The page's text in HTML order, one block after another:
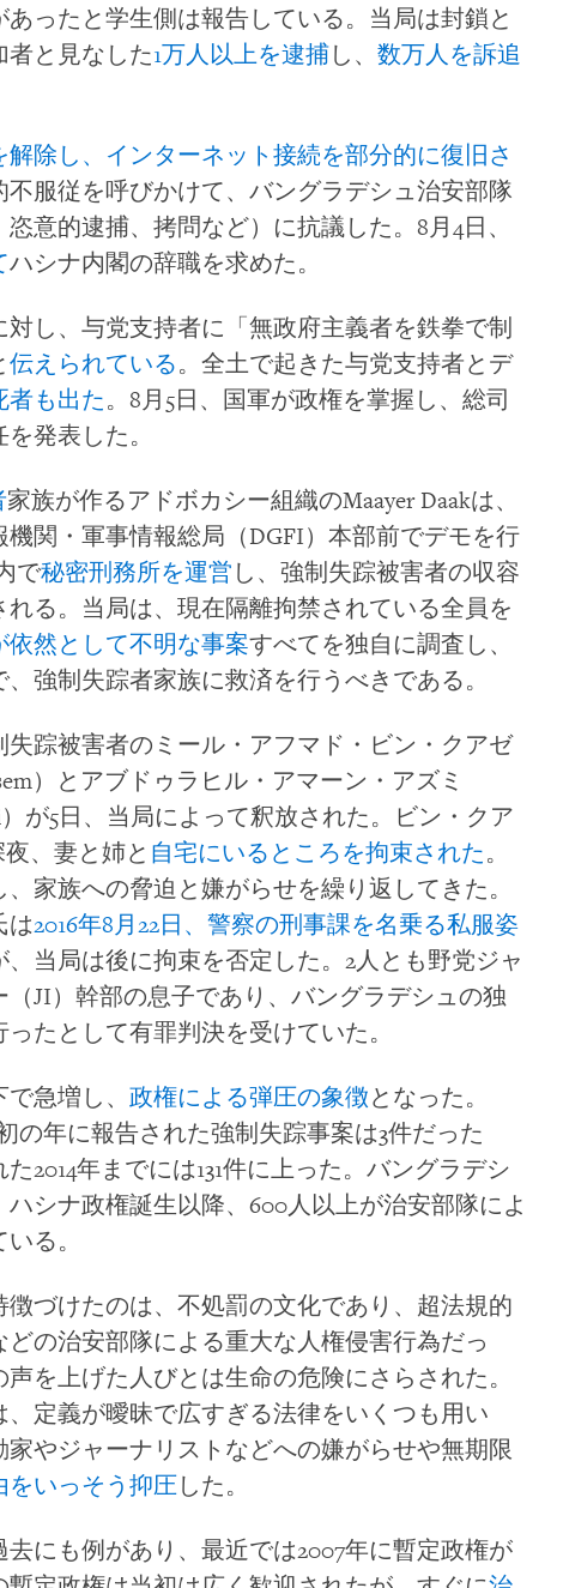
ったと学生側は報告している。当局は封鎖と
と見なした1万人以上を逮捕し、 数万人を訴追
除し、インターネット接続を部分的に復旧さ
服従を呼びかけて、バングラデシュ治安部隊
意的逮捕、拷問など）に抗議した。8月4日、
ハシナ内閣の辞職を求めた。
し、与党支持者に「無政府主義者を鉄拳で制
伝えられている。全土で起きた与党支持者とデ
者も出た。8月5日、国軍が政権を掌握し、総司
発表した。
家族が作るアドボカシー組織のMaayer Daakは、
関・軍事情報総局（DGFI）本部前でデモを行
で秘密刑務所を運営 し、強制失踪被害者の収容
れる。当局は、現在隔離拘禁されている全員を
依然として不明な事案すべてを独自に調査し、
強制失踪者家族に救済を行うべきである。
踪被害者のミール・アフマド・ビン・クアゼ
）とアブドゥラヒル・アマーン・アズミ
）が5日、当局によって釈放された。ビン・クア
、妻と姉と 自宅にいるところを拘束された。
家族への脅迫と嫌がらせを繰り返してきた。
は2016年8月22日、警察の刑事課を名乗る私服姿
、当局は後に拘束を否定した。2人とも野党ジャ
JI）幹部の息子であり、バングラデシュの独
たとして有罪判決を受けていた。
急増し、 政権による弾圧の象徴となった。
の年に報告された強制失踪事案は3件だった
2014年までには131件に上った。バングラデシ
シナ政権誕生以降、600人以上が治安部隊によ
る。
づけたのは、不処罰の文化であり、超法規的
の治安部隊による重大な人権侵害行為だっ
を上げた人びとは生命の危険にさらされた。
定義が曖昧で広すぎる法律をいくつも用い
やジャーナリストなどへの嫌がらせや無期限
をいっそう抑圧した。
にも例があり、最近では2007年に暫定政権が